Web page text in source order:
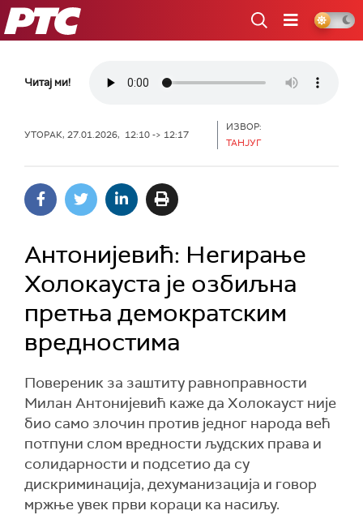
РТС
Читај ми!
УТОРАК, 27.01.2026, 12:10 -> 12:17
ИЗВОР:
ТАНЈУГ
Антонијевић: Негирање
Холокауста је озбиљна
претња демократским
вредностима
Повереник за заштиту равноправности
Милан Антонијевић каже да Холокауст није
био само злочин против једног народа већ
потпуни слом вредности људских права и
солидарности и подсетио да су
дискриминација, дехуманизација и говор
мржње увек први кораци ка насиљу.